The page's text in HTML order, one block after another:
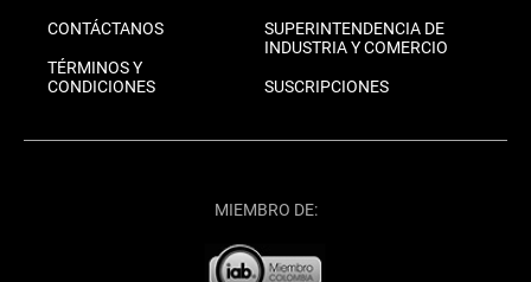
CONTÁCTANOS
TÉRMINOS Y
CONDICIONES
SUPERINTENDENCIA DE
INDUSTRIA Y COMERCIO
SUSCRIPCIONES
MIEMBRO DE: